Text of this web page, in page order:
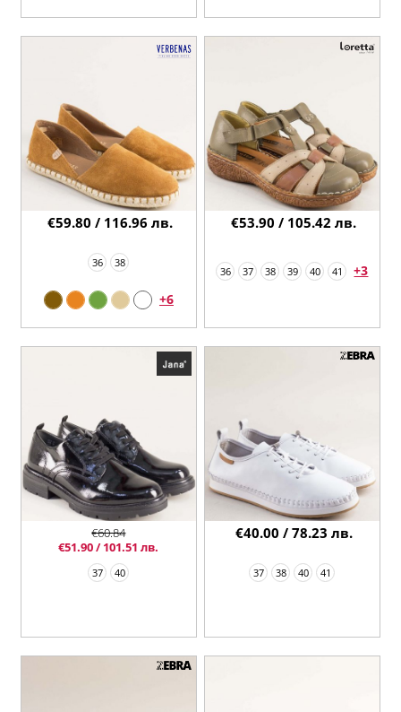
36 38
+6
€59.80 / 116.96 лв.
36 37 38 39 40 41 +3
€53.90 / 105.42 лв.
37 40
€60.84
€51.90 / 101.51 лв.
37 38 40 41
€40.00 / 78.23 лв.